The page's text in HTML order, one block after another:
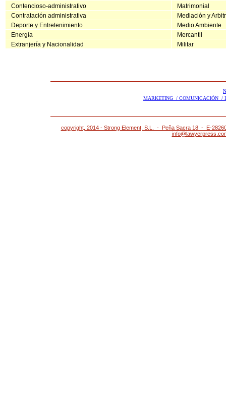
Contencioso-administrativo
Matrimonial
Contratación administrativa
Mediación y
Deporte y Entretenimiento
Medio Ambiente
Energía
Mercantil
Extranjería y Nacionalidad
Militar
MARKETING / COMUNICACIÓN /
copyright, 2014 - Strong Element, S.L. - Peña Sacra 18 - E-